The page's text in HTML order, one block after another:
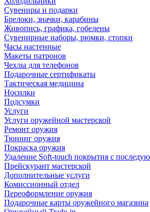
Сувениры и подарки
Брелоки, значки, карабины
Живопись, графика, гобелены
Сувенирные наборы, рюмки, стопки
Часы настенные
Макеты патронов
Чехлы для телефонов
Подарочные сертификаты
Тактическая медицина
Носилки
Подсумки
Услуги
Услуги оружейной мастерской
Ремонт оружия
Тюнинг оружия
Покраска оружия
Удаление Soft-touch покрытия с
Прейскурант мастерской
Дополнительные услуги
Комиссионный отдел
Переоформление оружия
Подарочные карты оружейного магазина